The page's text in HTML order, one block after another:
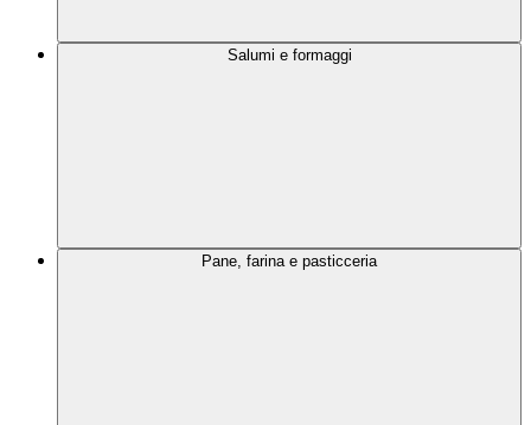
Salumi e formaggi
Pane, farina e pasticceria